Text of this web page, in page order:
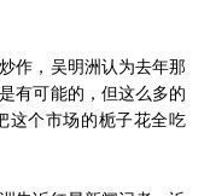
作，吴明洲认为去年那
有可能的，但这么多的
这个市场的栀子花全吃